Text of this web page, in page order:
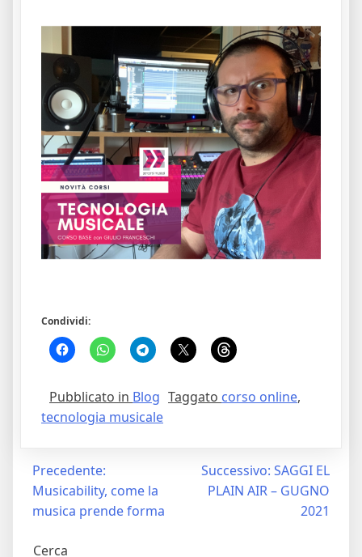
Condividi:
Pubblicato in Blog Taggato corso online,
tecnologia musicale
Navigazione
articoli
Precedente:
Musicability, come la
musica prende forma
Successivo: SAGGI EL
PLAIN AIR – GUGNO
2021
Cerca